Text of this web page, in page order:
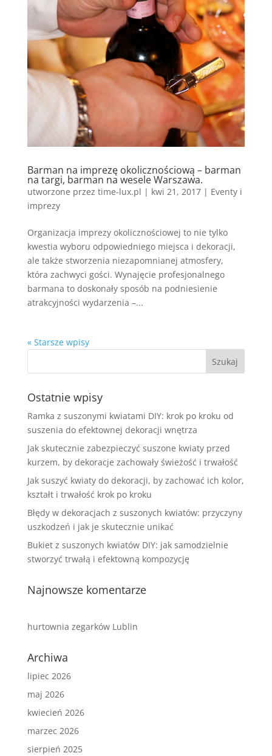
Barman na imprezę okolicznościową – barman
na targi, barman na wesele Warszawa.
utworzone przez time-lux.pl | kwi 21, 2017| Eventy i
imprezy
Organizacja imprezy okolicznościowej to nie tylko
kwestia wyboru odpowiedniego miejsca i dekoracji,
ale także stworzenia niezapomnianej atmosfery,
która zachwyci gości. Wynajęcie profesjonalnego
barmana to doskonały sposób na podniesienie
atrakcyjności wydarzenia –...
« Starsze wpisy
Ostatnie wpisy
Ramka z suszonymi kwiatami DIY: krok po kroku od
suszenia do efektownej dekoracji wnętrza
Jak skutecznie zabezpieczyć suszone kwiaty przed
kurzem, by dekoracje zachowały świeżość i trwałość
Jak suszyć kwiaty do dekoracji, by zachować ich kolor,
kształt i trwałość krok po kroku
Błędy w dekoracjach z suszonych kwiatów: przyczyny
uszkodzeń i jak je skutecznie unikać
Bukiet z suszonych kwiatów DIY: jak samodzielnie
stworzyć trwałą i efektowną kompozycję
Najnowsze komentarze
hurtownia zegarków Lublin
Archiwa
lipiec 2026
maj 2026
kwiecień 2026
marzec 2026
sierpień 2025